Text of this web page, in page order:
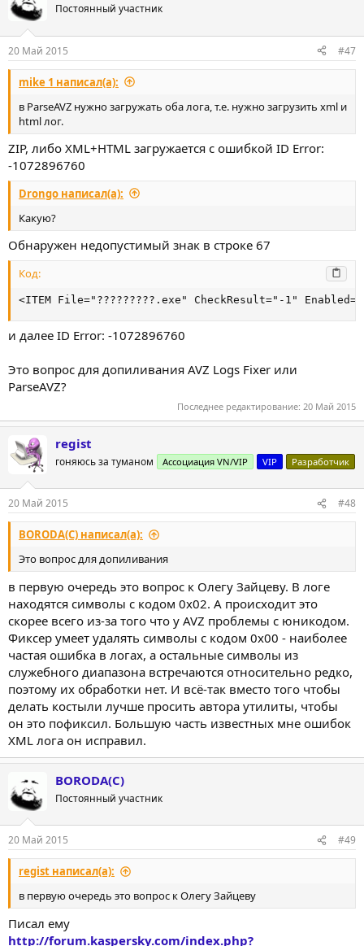
Постоянный участник
20 Май 2015 #47
mike 1 написал(а):
в ParseAVZ нужно загружать оба лога, т.е. нужно загрузить xml и
html лог.
ZIP, либо XML+HTML загружается с ошибкой ID Error:
-1072896760
Drongo написал(а):
Какую?
Обнаружен недопустимый знак в строке 67
Код:
<ITEM File="?????????.exe" CheckResult="-1"
и далее ID Error: -1072896760
Это вопрос для допиливания AVZ Logs Fixer или
ParseAVZ?
Последнее редактирование: 20 Май 2015
regist
гоняюсь за туманом Ассоциация VN/VIP VIP Разработчик
20 Май 2015 #48
BORODA(C) написал(а):
Это вопрос для допиливания
в первую очередь это вопрос к Олегу Зайцеву. В логе
находятся символы с кодом 0x02. А происходит это
скорее всего из-за того что у AVZ проблемы с юникодом.
Фиксер умеет удалять символы с кодом 0x00 - наиболее
частая ошибка в логах, а остальные символы из
служебного диапазона встречаются относительно редко,
поэтому их обработки нет. И всё-так вместо того чтобы
делать костыли лучше просить автора утилиты, чтобы
он это пофиксил. Большую часть известных мне ошибок
XML лога он исправил.
BORODA(C)
Постоянный участник
20 Май 2015 #49
regist написал(а):
в первую очередь это вопрос к Олегу Зайцеву
Писал ему
http://forum.kaspersky.com/index.php?